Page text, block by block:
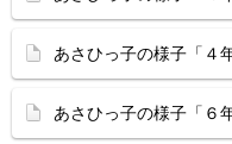
あさひっ子の様子「４
あさひっ子の様子「６